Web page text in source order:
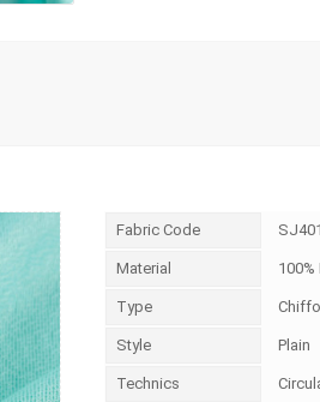
Fabric Code
Material
Type
Style Plain
Technics